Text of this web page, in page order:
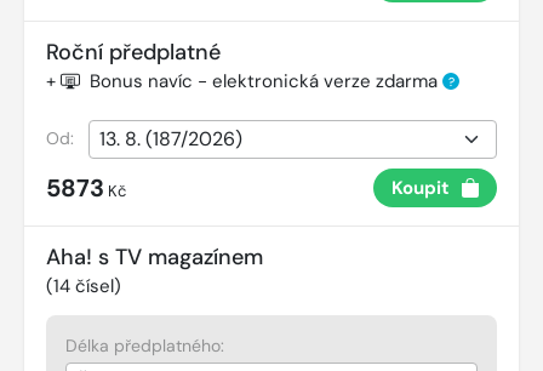
Roční předplatné
+ Bonus navíc - elektronická verze zdarma ?
Od:
5873 Kč Koupit
Aha! s TV magazínem
(14 čísel)
Délka předplatného: